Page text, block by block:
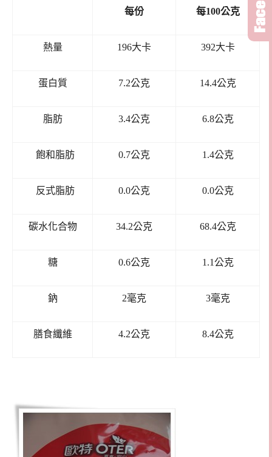
每份 每100公克
熱量 196大卡 392大卡
蛋白質 7.2公克 14.4公克
脂肪 3.4公克 6.8公克
飽和脂肪 0.7公克 1.4公克
反式脂肪 0.0公克 0.0公克
碳水化合物 34.2公克 68.4公克
糖 0.6公克 1.1公克
鈉 2毫克 3毫克
膳食纖維 4.2公克 8.4公克